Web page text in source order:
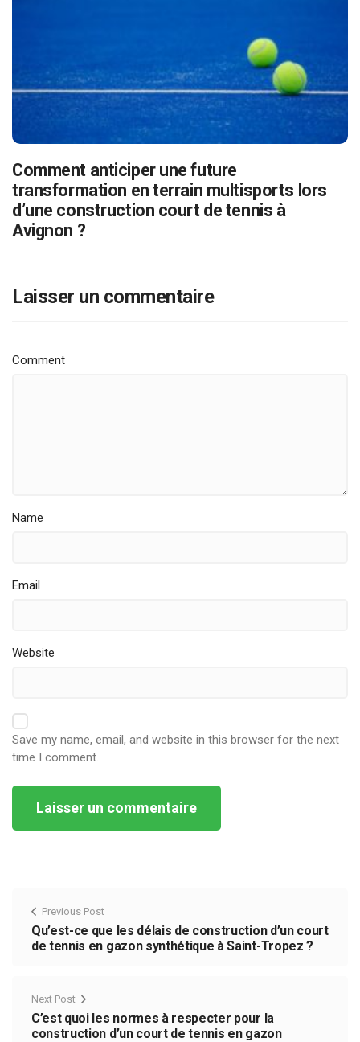
Comment anticiper une future
transformation en terrain multisports lors
d’une construction court de tennis à
Avignon ?
Laisser un commentaire
Comment
Name
Email
Website
Save my name, email, and website in this browser for the next
time I comment.
Previous Post
Qu’est-ce que les délais de construction d’un court
de tennis en gazon synthétique à Saint-Tropez ?
Next Post
C’est quoi les normes à respecter pour la
construction d’un court de tennis en gazon